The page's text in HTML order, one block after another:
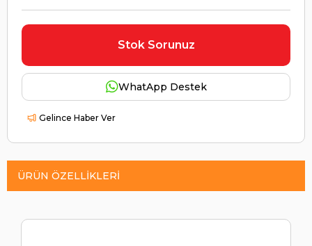
Stok Sorunuz
WhatApp Destek
Gelince Haber Ver
ÜRÜN ÖZELLIKLERI